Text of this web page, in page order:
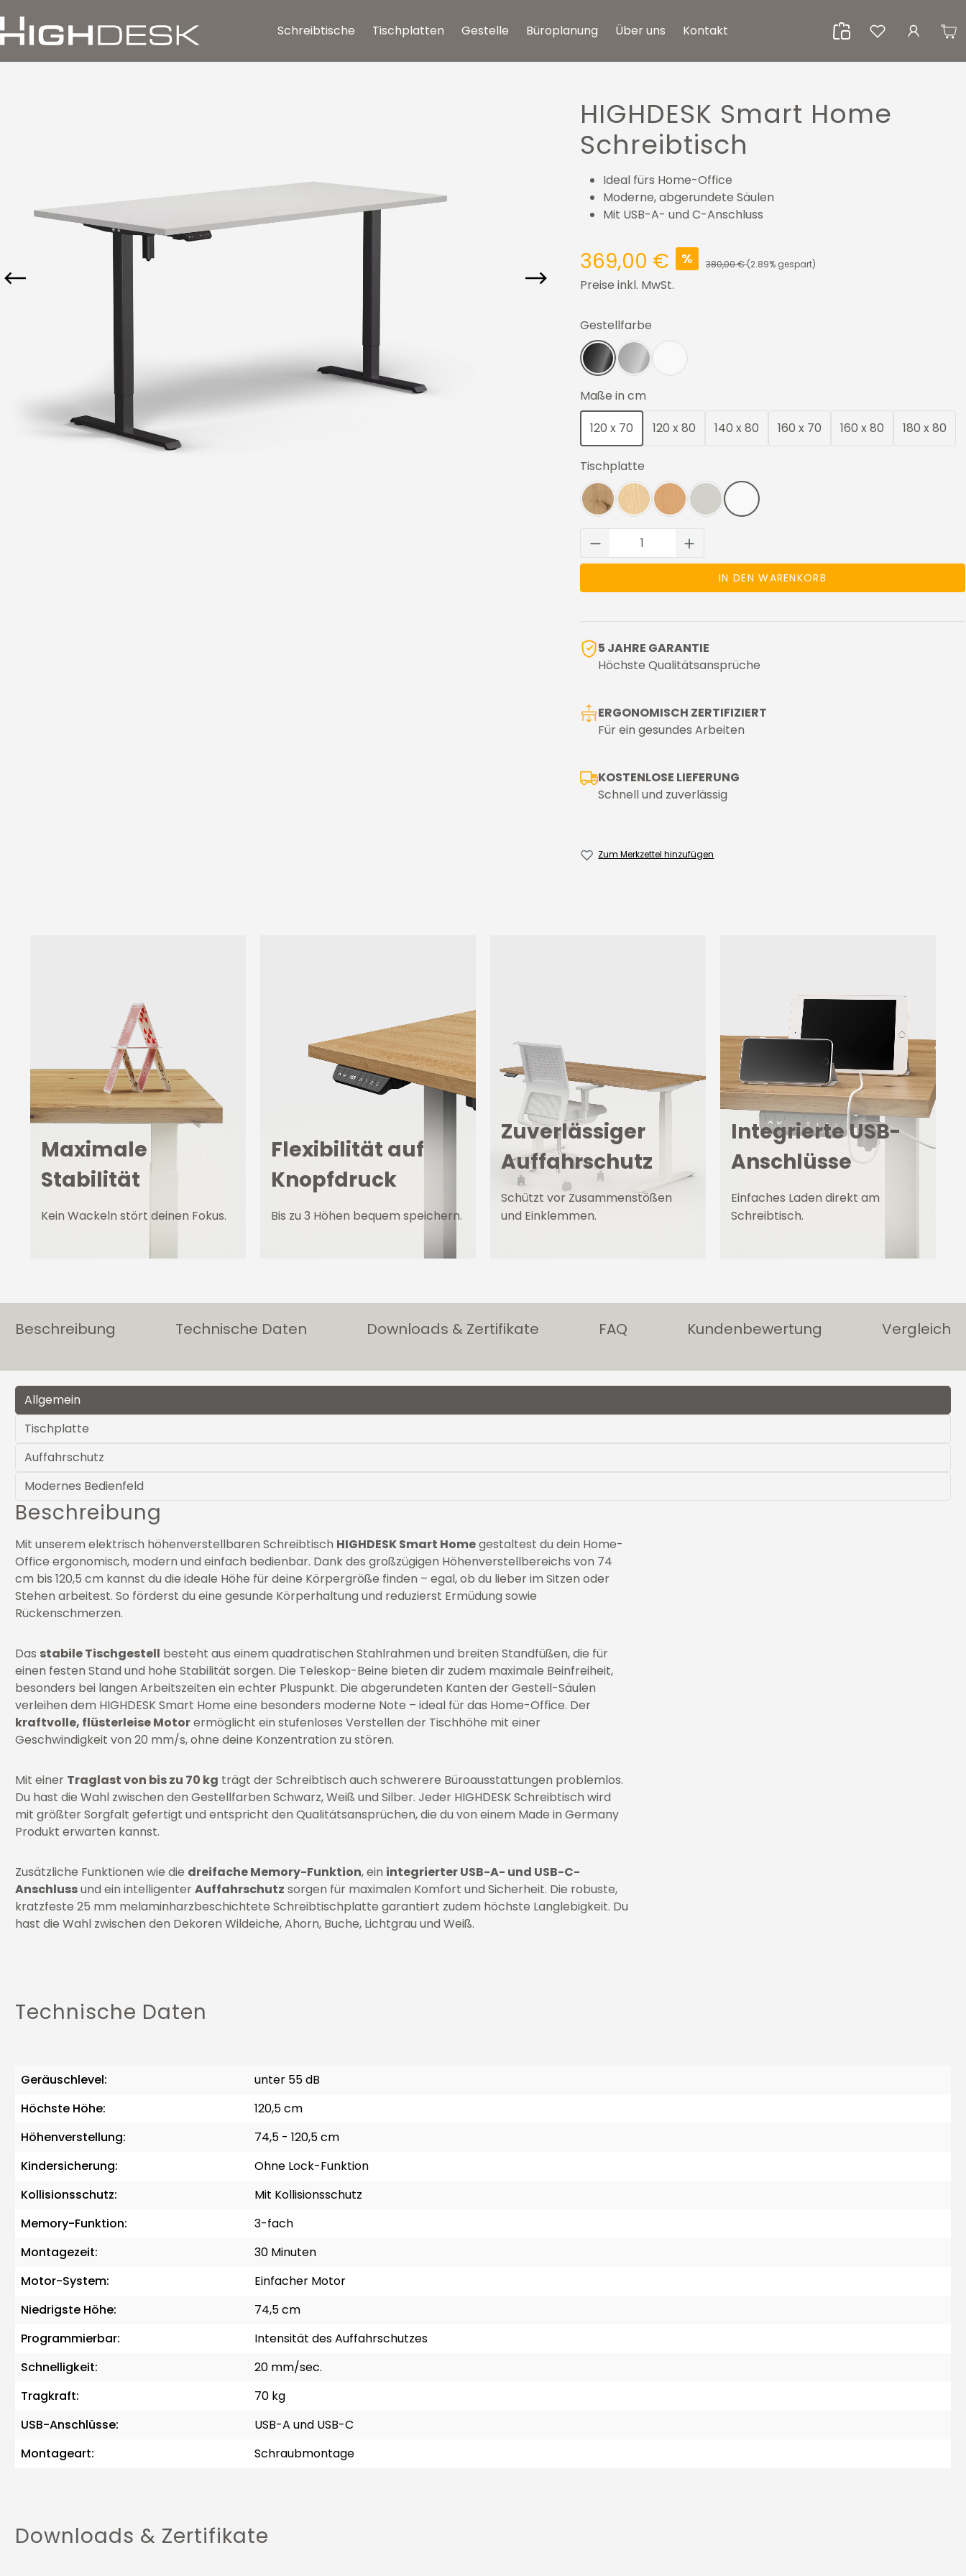
Zum Hauptinhalt springen
Schreibtische
Tischplatten Gestelle Büroplanung Über uns Kontakt
HIGHDESK Smart Home
Schreibtisch
Ideal fürs Home-Office
Moderne, abgerundete Säulen
Mit USB-A- und C-Anschluss
369,00 € % 380,00 €(2.89% gespart)
Preise inkl. MwSt.
Gestellfarbe
SchwarzSilber
Maße in cm
120 x 70
120 x 80 140 x 80 160 x 70 160 x 80 180 x 80
Tischplatte
WildeicheAhorn Buche Lichtgrau
Weiß
Produkt Anzahl: Gib den gewünschten
IN DEN WARENKORB
5 JAHRE GARANTIE
Höchste Qualitätsansprüche
ERGONOMISCH ZERTIFIZIERT
Für ein gesundes Arbeiten
KOSTENLOSE LIEFERUNG
Schnell und zuverlässig
Zum Merkzettel hinzufügen
Maximale
Stabilität
Kein Wackeln stört deinen Fokus.
Flexibilität auf
Knopfdruck
Bis zu 3 Höhen bequem speichern.
Zuverlässiger
Auffahrschutz
Schützt vor Zusammenstößen
und Einklemmen.
Integrierte USB-
Anschlüsse
Einfaches Laden direkt am
Schreibtisch.
Beschreibung Technische Daten Downloads & Zertifikate FAQ Kundenbewertung Vergleich
Allgemein
Tischplatte
Auffahrschutz
Modernes Bedienfeld
Beschreibung
Mit unserem elektrisch höhenverstellbaren Schreibtisch HIGHDESK Smart Homegestaltest du dein Home-
Office ergonomisch, modern und einfach bedienbar. Dank des großzügigen Höhenverstellbereichs von 74
cm bis 120,5 cm kannst du die ideale Höhe für deine Körpergröße finden – egal, ob du lieber im Sitzen oder
Stehen arbeitest. So förderst du eine gesunde Körperhaltung und reduzierst Ermüdung sowie
Rückenschmerzen.
Das stabile Tischgestell besteht aus einem quadratischen Stahlrahmen und breiten Standfüßen, die für
einen festen Stand und hohe Stabilität sorgen. Die Teleskop-Beine bieten dir zudem maximale Beinfreiheit,
besonders bei langen Arbeitszeiten ein echter Pluspunkt. Die abgerundeten Kanten der Gestell-Säulen
verleihen dem HIGHDESK Smart Home eine besonders moderne Note – ideal für das Home-Office. Der
kraftvolle, flüsterleise Motorermöglicht ein stufenloses Verstellen der Tischhöhe mit einer
Geschwindigkeit von 20 mm/s, ohne deine Konzentration zu stören.
Mit einer Traglast von bis zu 70 kg trägt der Schreibtisch auch schwerere Büroausstattungen problemlos.
Du hast die Wahl zwischen den Gestellfarben Schwarz, Weiß und Silber. Jeder HIGHDESK Schreibtisch wird
mit größter Sorgfalt gefertigt und entspricht den Qualitätsansprüchen, die du von einem Made in Germany
Produkt erwarten kannst.
Zusätzliche Funktionen wie die dreifache Memory-Funktion, ein integrierter USB-A- und USB-C-
Anschlussund ein intelligenterAuffahrschutz sorgen für maximalen Komfort und Sicherheit. Die robuste,
kratzfeste 25 mm melaminharzbeschichtete Schreibtischplatte garantiert zudem höchste Langlebigkeit. Du
hast die Wahl zwischen den Dekoren Wildeiche, Ahorn, Buche, Lichtgrau und Weiß.
Technische Daten
Geräuschlevel:
unter 55 dB
Höchste Höhe:
120,5 cm
Höhenverstellung:
74,5 - 120,5 cm
Kindersicherung:
Ohne Lock-Funktion
Kollisionsschutz:
Mit Kollisionsschutz
Memory-Funktion:
3-fach
Montagezeit:
30 Minuten
Motor-System:
Einfacher Motor
Niedrigste Höhe:
74,5 cm
Programmierbar:
Intensität des Auffahrschutzes
Schnelligkeit:
20 mm/sec.
Tragkraft:
70 kg
USB-Anschlüsse:
USB-A und USB-C
Montageart:
Schraubmontage
Downloads & Zertifikate